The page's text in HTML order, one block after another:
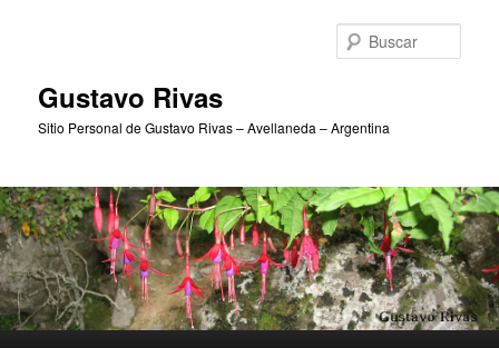
Gustavo Rivas
Sitio Personal de Gustavo Rivas – Avellaneda – Argentina